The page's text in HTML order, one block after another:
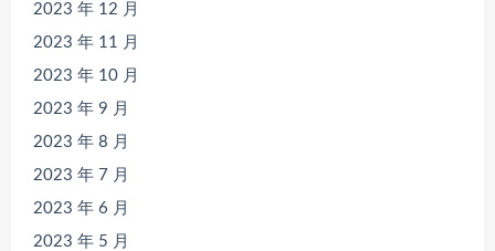
2023 年 12 月
2023 年 11 月
2023 年 10 月
2023 年 9 月
2023 年 8 月
2023 年 7 月
2023 年 6 月
2023 年 5 月